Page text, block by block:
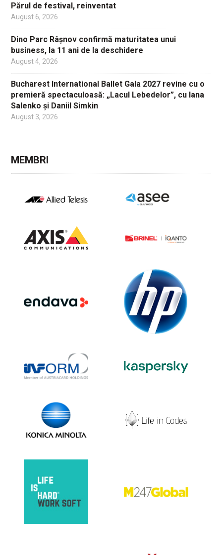
Părul de festival, reinventat
August 6, 2026
Dino Parc Râșnov confirmă maturitatea unui
business, la 11 ani de la deschidere
August 4, 2026
Bucharest International Ballet Gala 2027 revine cu o
premieră spectaculoasă: „Lacul Lebedelor”, cu Iana
Salenko și Daniil Simkin
August 3, 2026
MEMBRI